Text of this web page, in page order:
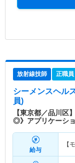
放射線技師 正職員
シーメンスヘル
員)
【東京都／品川
◎》アプリケーシ
給与
【